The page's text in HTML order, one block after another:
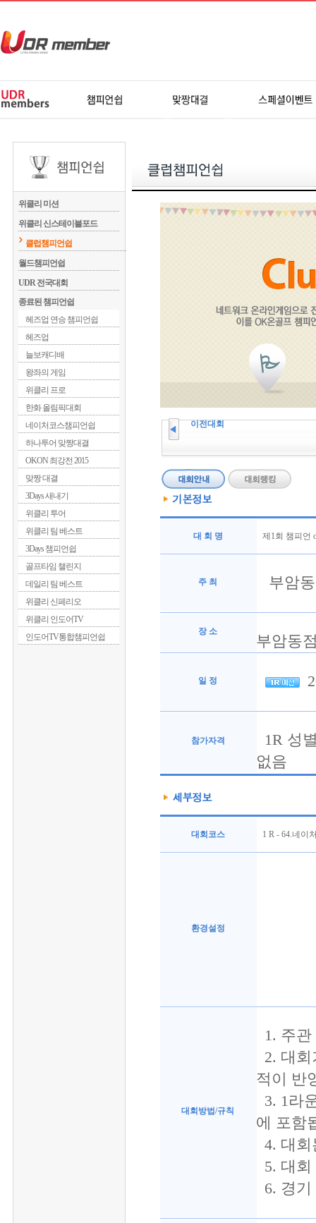
위클리 미션
위클리 신스테이블포드
클럽챔피언쉽
월드챔피언쉽
UDR 전국대회
종료된 챔피언쉽
헤즈업 연승 챔피언쉽
헤즈업
늘보캐디배
왕좌의 게임
위클리 프로
한화 올림픽대회
네이처코스챔피언쉽
하나투어 맞짱대결
OKON 최강전 2015
맞짱 대결
3Days 새내기
위클리 투어
위클리 팀 베스트
3Days 챔피언쉽
골프타임 챌린지
데일리 팀 베스트
위클리 신페리오
위클리 인도어TV
인도어TV통합챔피언쉽
이전대회
대 회 명 제1회 챔피언
주 최 부암
장 소
부암동
일 정
참가자격
1R 성
없음
대회코스 1 R - 64.네이
환경설정
대회방법/규칙
1. 주
2. 대
적이 반
3. 1라
에 포함
4. 대
5. 대
6. 경